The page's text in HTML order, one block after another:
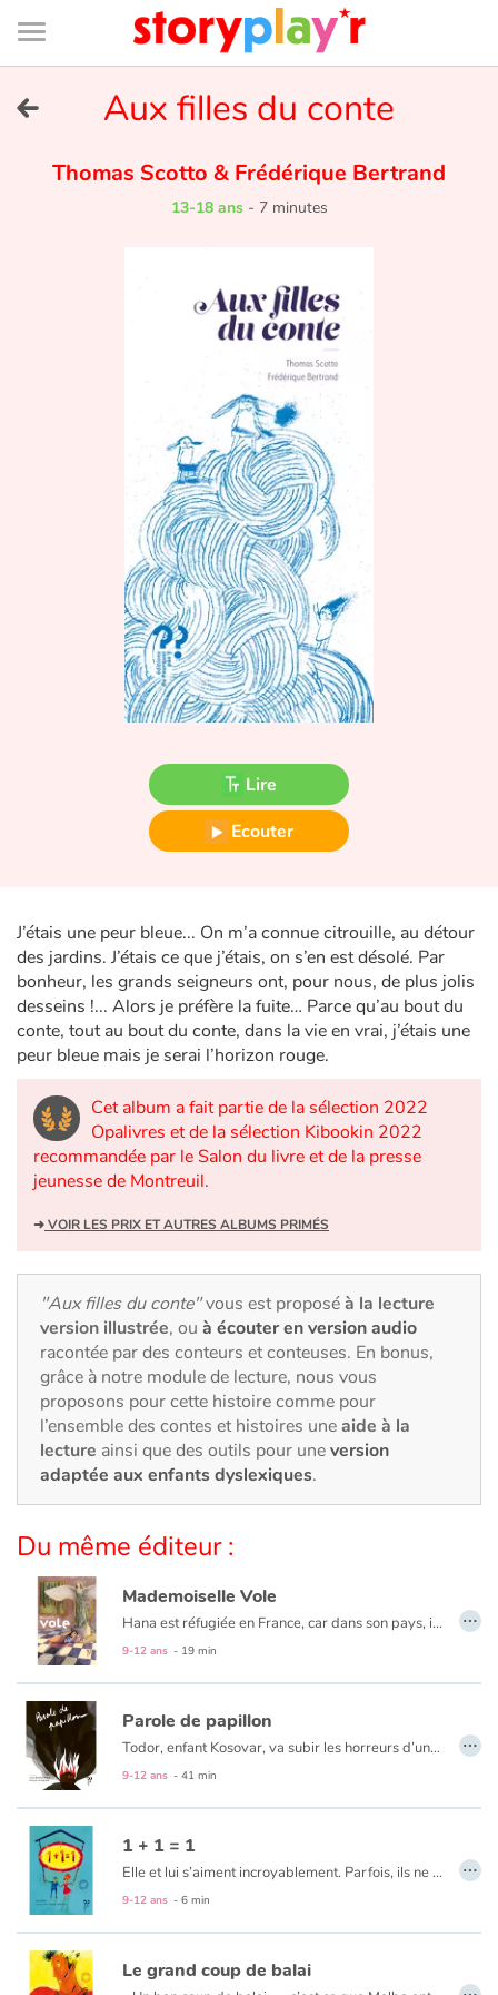
Connexion
Bibliothèque
de
page
Tester gratuitement
Contes d'ici et d'ailleurs
Fable, mythe, littérature et poésie
Princesses et princes, rois, reines et dragons
Ogres, monstres et sorcières
Héroïnes et héros
Écologie, nature, saisons
Voyage, épopée, enquête, aventure
Apprentissage
Art, espace, activité
Documentaires
En famille
Quotidien et loisirs
À l'école
Fêtes et évènements
Amour et amitié
Sujets de société
Émotions et sentiments
Catalogue anglais
Contraste +
Aide
Accueil
Famille
Écoles
Médiathèques
Vidéos & Tutoriaux
Aux filles du conte
Thomas Scotto & Frédérique Bertrand
13-18 ans- 7 minutes
Lire
Ecouter
J’étais une peur bleue... On m’a connue citrouille, au détour
des jardins. J’étais ce que j’étais, on s’en est désolé. Par
bonheur, les grands seigneurs ont, pour nous, de plus jolis
desseins !... Alors je préfère la fuite… Parce qu’au bout du
conte, tout au bout du conte, dans la vie en vrai, j’étais une
peur bleue mais je serai l’horizon rouge.
Cet album a fait partie de la sélection 2022
Opalivres et de la sélection Kibookin 2022
recommandée par le Salon du livre et de la presse
jeunesse de Montreuil.
➜VOIR LES PRIX ET AUTRES ALBUMS PRIMÉS
"Aux filles du conte"vous est proposéà la lecture
version illustrée, ou à écouter en version audio
racontée par des conteurs et conteuses. En bonus,
grâce à notre module de lecture, nous vous
proposons pour cette histoire comme pour
l’ensemble des contes et histoires uneaide à la
lecture ainsi que des outils pour uneversion
adaptée aux enfants dyslexiques.
Du même éditeur :
Mademoiselle Vole
Hana est réfugiée en France, car dans son pays, il y a la guerre. La nuit, elle dort, avec sa maman, dans un musée, tout près de « Mademoiselle Vole ». Mais ça, il ne faut pas le dire, c'est un secret. Jusqu'au jour où...
9-12 ans - 19 min
…
Parole de papillon
Todor, enfant Kosovar, va subir les horreurs d’une guerre dont il ne comprend pas les raisons. Sa famille décimée, il s’enfuit vers Mitrovica, à la recherche de son grand frère Milan. Au cours de ce périple, il vivra la richesse de rencontres mais aussi la difficile réalité des camps de réfugiés. Cependant, l’enfant cultivera toujours l’espoir et la volonté de retrouver son pays et ses racines. Comme le papillon blanc, Todor prendra-t-il son envol ?
9-12 ans - 41 min
…
1 + 1 = 1
Elle et lui s’aiment incroyablement. Parfois, ils ne se comprennent pas. Et pourtant…
9-12 ans - 6 min
…
Le grand coup de balai
…